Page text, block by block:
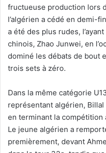
fructueuse production lors
l’algérien a cédé en demi-
a été des plus rudes,
chinois, Zhao Junwei, en
dominé les débats de bout
trois sets à zéro.
Dans la même catégorie
représentant algérien, Billal
en terminant la compétition
Le jeune algérien a
premièrement, devant